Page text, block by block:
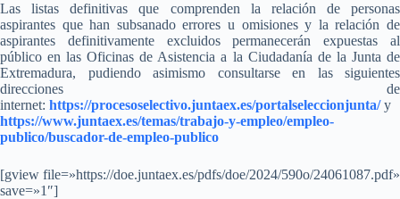
Las listas definitivas que comprenden la relación de personas
aspirantes que han subsanado errores u omisiones y la relación de
aspirantes definitivamente excluidos permanecerán expuestas al
público en las Oficinas de Asistencia a la Ciudadanía de la Junta de
Extremadura, pudiendo asimismo consultarse en las siguientes
direcciones de
internet: https://procesoselectivo.juntaex.es/portalseleccionjunta/ y
https://www.juntaex.es/temas/trabajo-y-empleo/empleo-
publico/buscador-de-empleo-publico
[gview file=»https://doe.juntaex.es/pdfs/doe/2024/590o/24061087.pdf»
save=»1″]